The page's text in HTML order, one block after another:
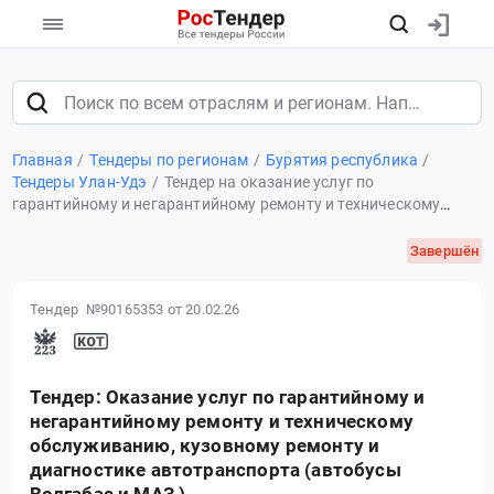
Главная Тендеры по регионам
Бурятия республика
Тендеры Улан-Удэ
Тендер на оказание услуг по
гарантийному и негарантийному ремонту и техническому
Завершён
Тендер №90165353 от 20.02.26
Тендер: Оказание услуг по гарантийному и
негарантийному ремонту и техническому
обслуживанию, кузовному ремонту и
диагностике автотранспорта (автобусы